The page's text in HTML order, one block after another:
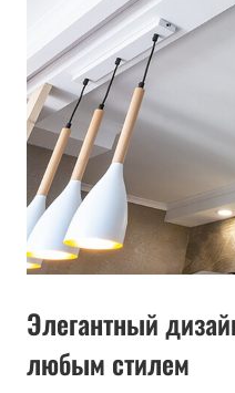
Элегантный
любым стилем